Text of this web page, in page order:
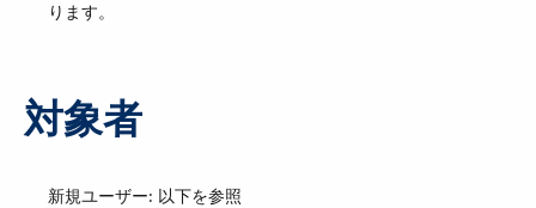
ります。
対象者
新規ユーザー: 以下を参照